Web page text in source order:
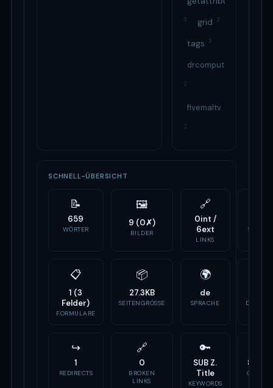
3 grid 3
tags 3
drcomputer
2
fivemaltv
2
SCHNELL-ÜBERSICHT
📝
659
WÖRTER
🖼
9 (0✗)
BILDER
🔗
0int /
6ext
LINKS
SCRIPTS
📋
1 (3
Felder)
FORMULARE
📦
27.3KB
SEITENGRÖSSE
🌍
de
SPRACHE
↪
1
REDIRECTS
🔗
0
BROKEN
LINKS
🔑
SUB Z.
Title
KEYWORDS
8 Tags
OG